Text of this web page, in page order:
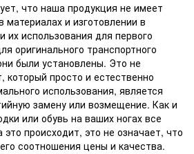
что наша продукция не имеет
материалах и изготовлении в
их использования для первого
оригинального транспортного
были установлены. Это не
который просто и естественно
использования, является
замену или возмещение. Как и
или обувь на ваших ногах все
это происходит, это не означает, что
соотношения цены и качества.